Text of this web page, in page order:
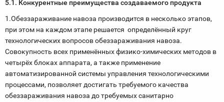
5.1. Конкурентные преимущества создаваемого продукта
1.Обеззараживание навоза производится в несколько этапов,
при этом на каждом этапе решается определённый круг
технологических вопросов обеззараживания навоза.
Совокупность всех применённых физико-химических методов в
четырёх блоках аппарата, а также применение
автоматизированной системы управления технологическими
процессами, позволяет достигать требуемого качества
обеззараживания навоза до требуемых санитарно